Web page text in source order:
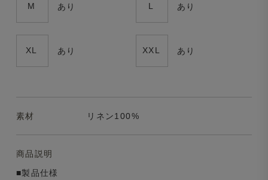
M あり L あり
XL あり XXL あり
素材 リネン100%
商品説明
■製品仕様